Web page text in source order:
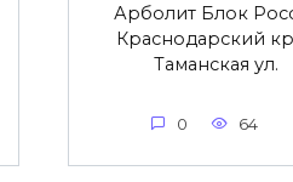
Арболит Блок
Краснодарский
Таманская ул.
0 64